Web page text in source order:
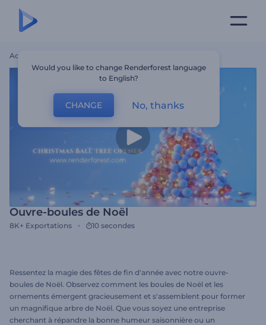
Accueil
Ouvre-boules de Noël
8K+ Exportations 10 secondes
Ressentez la magie des fêtes de fin d'année avec notre ouvre-
boules de Noël. Observez comment les boules de Noël et les
ornements émergent gracieusement et s'assemblent pour former
un magnifique arbre de Noël. Que vous soyez une entreprise
cherchant à répandre la bonne humeur saisonnière ou un
Would you like to change Renderforest language
to English?
CHANGE No, thanks